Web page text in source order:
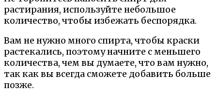
растирания, используйте небольшое
количество, чтобы избежать беспорядка.
Вам не нужно много спирта, чтобы краски
растекались, поэтому начните с меньшего
количества, чем вы думаете, что вам нужно,
так как вы всегда сможете добавить больше
позже.